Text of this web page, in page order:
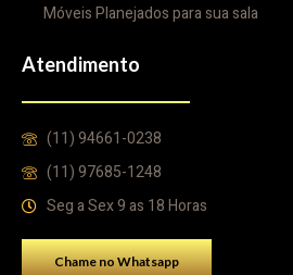
Móveis Planejados para sua sala
Atendimento
(11) 94661-0238
(11) 97685-1248
Seg a Sex 9 as 18 Horas
Chame no Whatsapp